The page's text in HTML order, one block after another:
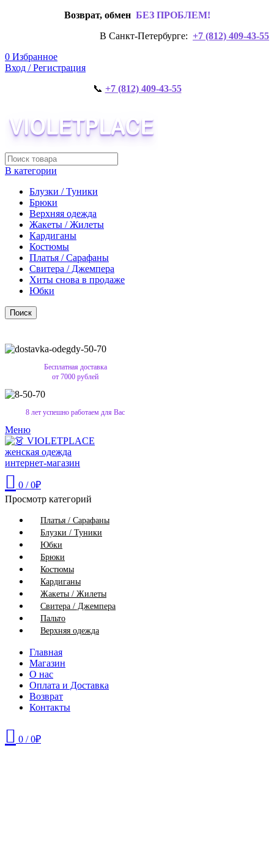
Возврат, обмен БЕЗ ПРОБЛЕМ!
В Санкт-Петербурге: +7 (812) 409-43-55
0 Избранное
Вход / Регистрация
📞 +7 (812) 409-43-55
В категории
Блузки / Туники
Брюки
Верхняя одежда
Жакеты / Жилеты
Кардиганы
Костюмы
Платья / Сарафаны
Свитера / Джемпера
Хиты снова в продаже
Юбки
Поиск
Бесплатная доставка
от 7000 рублей
8 лет успешно работаем для Вас
Меню
0 / 0₽
Просмотр категорий
Платья / Сарафаны
Блузки / Туники
Юбки
Брюки
Костюмы
Кардиганы
Жакеты / Жилеты
Свитера / Джемпера
Пальто
Верхняя одежда
Главная
Магазин
О нас
Оплата и Доставка
Возврат
Контакты
0 / 0₽